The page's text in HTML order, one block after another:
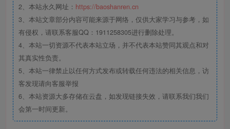
2、本站永久网址： https://baoshanren.cn
3、本站文章部分内容可能来源于网络，仅供大家学习与参考，如
有侵权，请联系客服QQ：1911258305进行删除处理。
4、本站一切资源不代表本站立场，并不代表本站赞同其观点和对
其真实性负责。
5、本站一律禁止以任何方式发布或转载任何违法的相关信息，访
客发现请向客服举报
6、本站资源大多存储在云盘，如发现链接失效，请联系我们我们
会第一时间更新。